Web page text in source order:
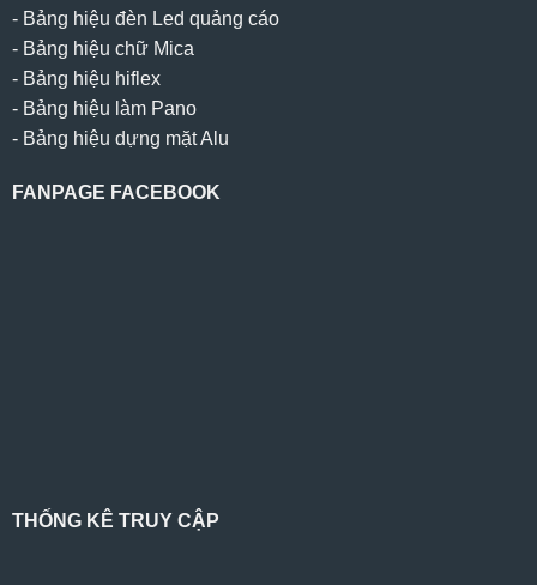
- Bảng hiệu đèn Led quảng cáo
- Bảng hiệu chữ Mica
- Bảng hiệu hiflex
- Bảng hiệu làm Pano
- Bảng hiệu dựng mặt Alu
FANPAGE FACEBOOK
THỐNG KÊ TRUY CẬP